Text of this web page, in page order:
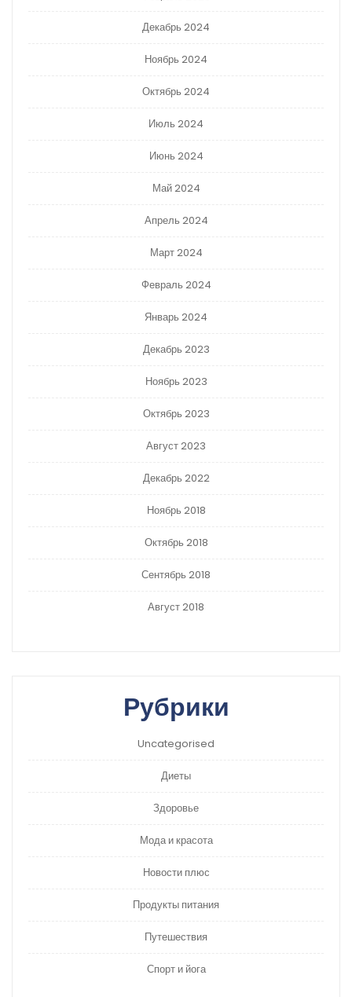
Декабрь 2024
Ноябрь 2024
Октябрь 2024
Июль 2024
Июнь 2024
Май 2024
Апрель 2024
Март 2024
Февраль 2024
Январь 2024
Декабрь 2023
Ноябрь 2023
Октябрь 2023
Август 2023
Декабрь 2022
Ноябрь 2018
Октябрь 2018
Сентябрь 2018
Август 2018
Рубрики
Uncategorised
Диеты
Здоровье
Мода и красота
Новости плюс
Продукты питания
Путешествия
Спорт и йога